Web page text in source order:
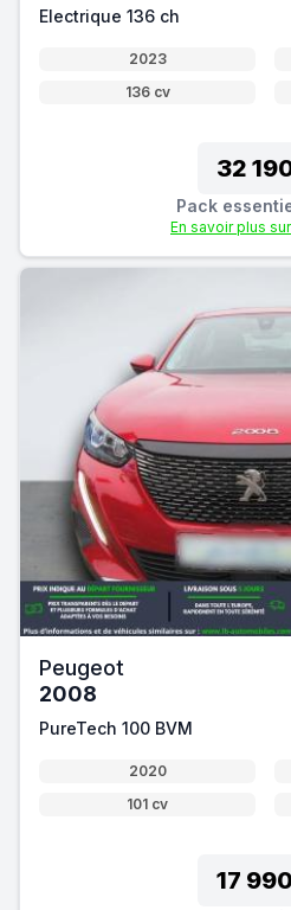
Electrique 136 ch
2023
136 cv
32
Pack
En savoir plus
Peugeot
2008
PureTech 100 BVM
2020
101 cv
17